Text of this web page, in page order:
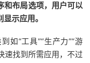
和布局选项，用户可以
示应用。
如“工具”“生产力”“游
速找到所需应用，不过